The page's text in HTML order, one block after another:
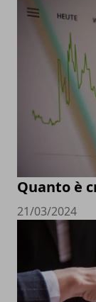
Quanto è
21/03/2024